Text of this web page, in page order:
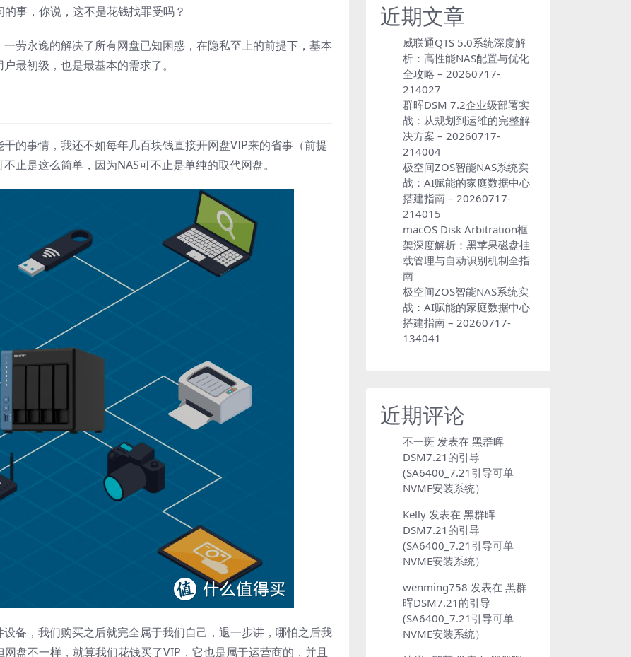
事，你说，这不是花钱找罪受吗？
劳永逸的解决了所有网盘已知困惑，在隐私至上的前提下，基本
最初级，也是最基本的需求了。
的事情，我还不如每年几百块钱直接开网盘VIP来的省事（前提
止是这么简单，因为NAS可不止是单纯的取代网盘。
备，我们购买之后就完全属于我们自己，退一步讲，哪怕之后我
盘不一样，就算我们花钱买了VIP，它也是属于运营商的，并且
近期文章
威联通QTS 5.0系统深度解
析：高性能NAS配置与优化
全攻略 – 20260717-
214027
群晖DSM 7.2企业级部署实
战：从规划到运维的完整解
决方案 – 20260717-
214004
极空间ZOS智能NAS系统实
战：AI赋能的家庭数据中心
搭建指南 – 20260717-
214015
macOS Disk Arbitration框
架深度解析：黑苹果磁盘挂
载管理与自动识别机制全指
南
极空间ZOS智能NAS系统实
战：AI赋能的家庭数据中心
搭建指南 – 20260717-
134041
近期评论
不一斑 发表在 黑群晖
DSM7.21的引导
(SA6400_7.21引导可单
NVME安装系统）
Kelly 发表在 黑群晖
DSM7.21的引导
(SA6400_7.21引导可单
NVME安装系统）
wenming758 发表在 黑群
晖DSM7.21的引导
(SA6400_7.21引导可单
NVME安装系统）